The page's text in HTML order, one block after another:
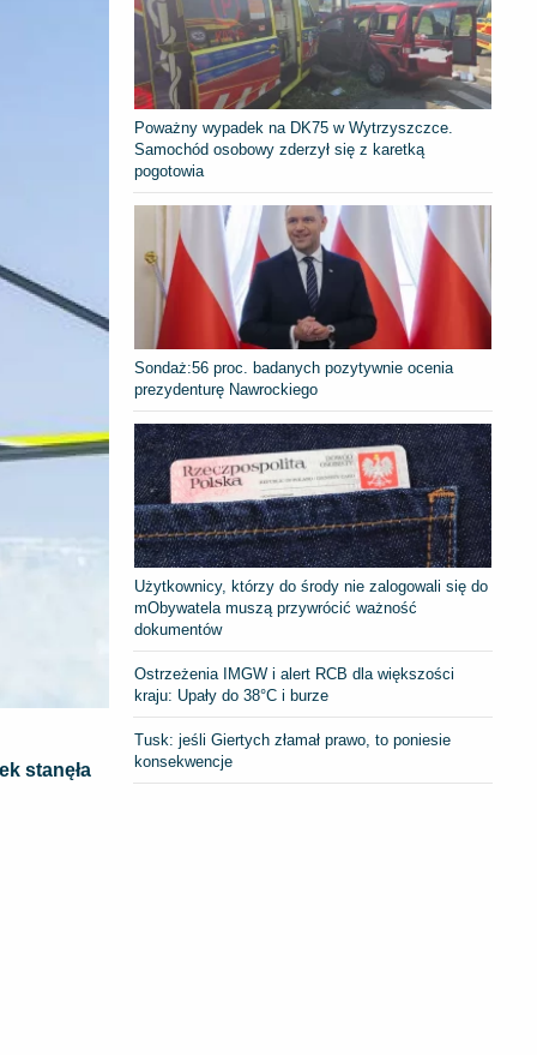
stanęła
Poważny wypadek na DK75 w Wytrzyszczce.
Samochód osobowy zderzył się z karetką
pogotowia
​Sondaż:56 proc. badanych pozytywnie ocenia
prezydenturę Nawrockiego
Użytkownicy, którzy do środy nie zalogowali się do
mObywatela muszą przywrócić ważność
dokumentów
Ostrzeżenia IMGW i alert RCB dla większości
kraju: Upały do 38°C i burze
Tusk: jeśli Giertych złamał prawo, to poniesie
konsekwencje